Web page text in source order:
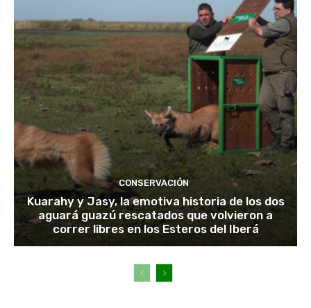
CONSERVACIÓN
Kuarahy y Jasy, la emotiva historia de los dos
aguará guazú rescatados que volvieron a
correr libres en los Esteros del Iberá